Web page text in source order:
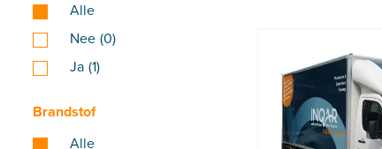
Alle
Nee (0)
Ja (1)
Brandstof
Alle